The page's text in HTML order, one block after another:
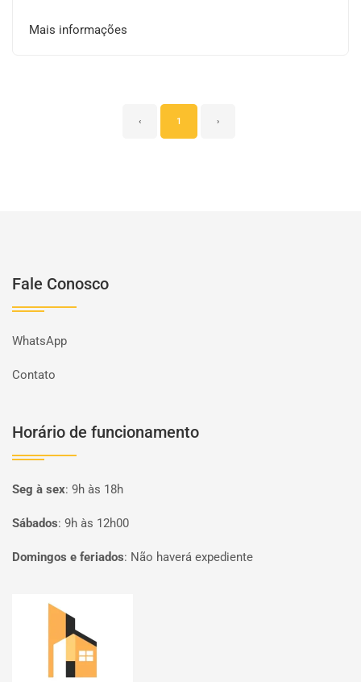
Mais informações
‹ 1 ›
Fale Conosco
WhatsApp
Contato
Horário de funcionamento
Seg à sex: 9h às 18h
Sábados: 9h às 12h00
Domingos e feriados: Não haverá expediente
Página inicial